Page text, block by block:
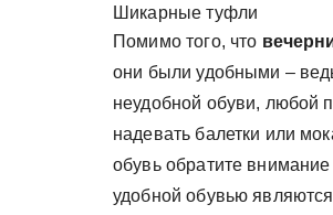
Шикарные туфли
Помимо того, что
они были удобными –
неудобной обуви, любой
надевать балетки или
обувь обратите
удобной обувью